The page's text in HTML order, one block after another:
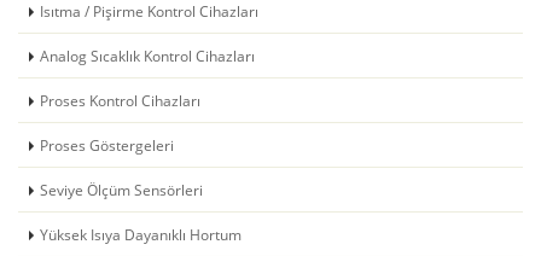
Isıtma / Pişirme Kontrol Cihazları
Analog Sıcaklık Kontrol Cihazları
Proses Kontrol Cihazları
Proses Göstergeleri
Seviye Ölçüm Sensörleri
Yüksek Isıya Dayanıklı Hortum